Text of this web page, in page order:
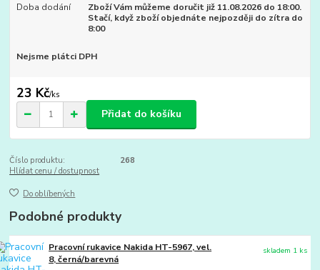
Doba dodání
Zboží Vám můžeme doručit již 11.08.2026 do 18:00.
Stačí, když zboží objednáte nejpozději do zítra do
8:00
Nejsme plátci DPH
23 Kč/ks
Přidat do košíku
Číslo produktu:
268
Hlídat cenu / dostupnost
Do oblíbených
Podobné produkty
Pracovní rukavice Nakida HT-5967, vel.
8, černá/barevná
skladem 1 ks